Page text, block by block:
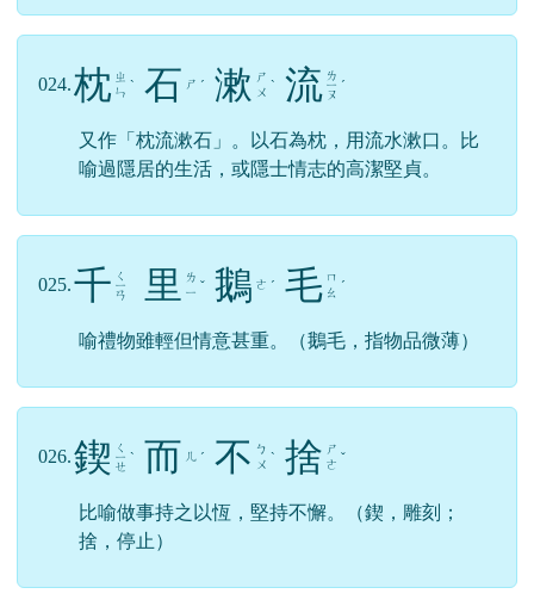
024.枕 ㄓ
ㄣ ˋ 石 ㄕ ˊ 漱 ㄕ
ㄨ ˋ 流 ㄌ
ㄧ
ㄡ
ˊ
又作「枕流漱石」。以石為枕，用流水漱口。比
喻過隱居的生活，或隱士情志的高潔堅貞。
025.千 ㄑ
ㄧ
ㄢ 里
ㄌ
ㄧ ˇ 鵝 ㄜ ˊ 毛 ㄇ
ㄠ ˊ
喻禮物雖輕但情意甚重。（鵝毛，指物品微薄）
026.鍥 ㄑ
ㄧ
ㄝ
ˋ 而 ㄦ ˊ 不 ㄅ
ㄨ ˋ 捨 ㄕ
ㄜ ˇ
比喻做事持之以恆，堅持不懈。（鍥，雕刻；
捨，停止）